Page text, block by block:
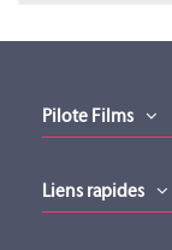
Pilote Films
Liens rapides